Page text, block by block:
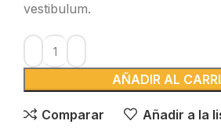
vestibulum.
AÑADIR AL
Comparar Añadir a la